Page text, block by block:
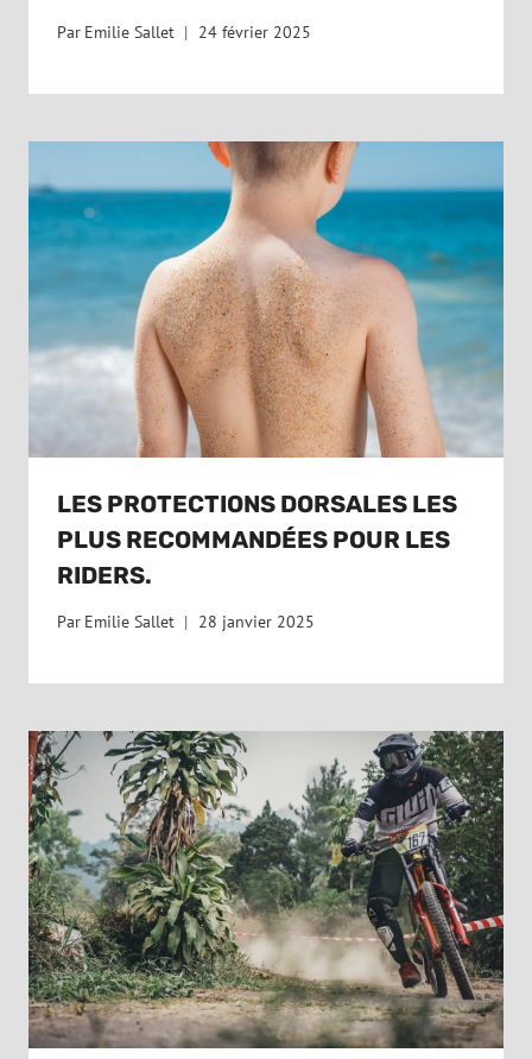
Par Emilie Sallet 24 février 2025
LES PROTECTIONS DORSALES LES
PLUS RECOMMANDÉES POUR LES
RIDERS.
Par Emilie Sallet 28 janvier 2025